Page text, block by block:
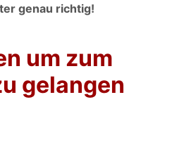
genau richtig!
um zum
gelangen